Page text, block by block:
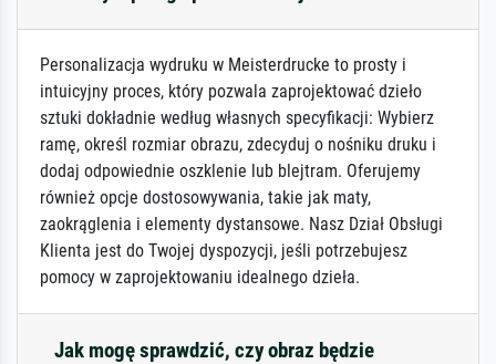
Personalizacja wydruku w Meisterdrucke to prosty i
intuicyjny proces, który pozwala zaprojektować dzieło
sztuki dokładnie według własnych specyfikacji: Wybierz
ramę, określ rozmiar obrazu, zdecyduj o nośniku druku i
dodaj odpowiednie oszklenie lub blejtram. Oferujemy
również opcje dostosowywania, takie jak maty,
zaokrąglenia i elementy dystansowe. Nasz Dział Obsługi
Klienta jest do Twojej dyspozycji, jeśli potrzebujesz
pomocy w zaprojektowaniu idealnego dzieła.
Jak mogę sprawdzić, czy obraz będzie